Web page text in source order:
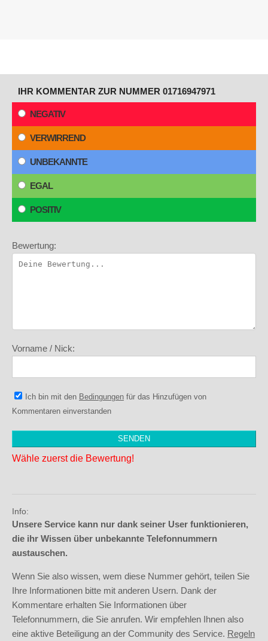
IHR KOMMENTAR ZUR NUMMER 01716947971
NEGATIV
VERWIRREND
UNBEKANNTE
EGAL
POSITIV
Bewertung:
Vorname / Nick:
Ich bin mit den Bedingungen für das Hinzufügen von
Kommentaren einverstanden
Wähle zuerst die Bewertung!
Info:
Unsere Service kann nur dank seiner User funktionieren,
die ihr Wissen über unbekannte Telefonnummern
austauschen.
Wenn Sie also wissen, wem diese Nummer gehört, teilen Sie
Ihre Informationen bitte mit anderen Usern. Dank der
Kommentare erhalten Sie Informationen über
Telefonnummern, die Sie anrufen. Wir empfehlen Ihnen also
eine aktive Beteiligung an der Community des Service. Regeln